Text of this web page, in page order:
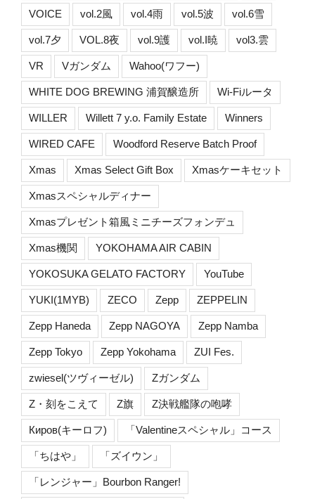
VOICE vol.2風 vol.4雨 vol.5波 vol.6雪
vol.7夕 VOL.8夜 vol.9護 vol.I暁 vol3.雲
VR Vガンダム Wahoo(ワフー)
WHITE DOG BREWING 浦賀醸造所 Wi-Fiルータ
WILLER Willett 7 y.o. Family Estate Winners
WIRED CAFE Woodford Reserve Batch Proof
Xmas Xmas Select Gift Box Xmasケーキセット
Xmasスペシャルディナー
Xmasプレゼント箱風ミニチーズフォンデュ
Xmas機関 YOKOHAMA AIR CABIN
YOKOSUKA GELATO FACTORY YouTube
YUKI(1MYB) ZECO Zepp ZEPPELIN
Zepp Haneda Zepp NAGOYA Zepp Namba
Zepp Tokyo Zepp Yokohama ZUI Fes.
zwiesel(ツヴィーゼル) Zガンダム
Z・刻をこえて Z旗 Z決戦艦隊の咆哮
Киров(キーロフ) 「Valentineスペシャル」コース
「ちはや」 「ズイウン」
「レンジャー」Bourbon Ranger!